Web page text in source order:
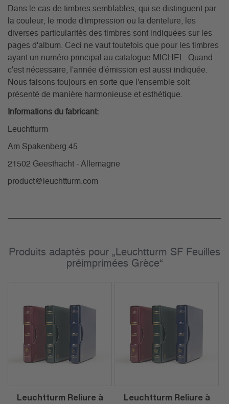
Dans le cas de timbres semblables, qui se distinguent par
la couleur, le mode d'impression ou la dentelure, les
diverses particularités des timbres sont indiquées sur les
pages d'album. Ceci ne vaut toutefois que pour les timbres
ayant un numéro principal au catalogue MICHEL. Quand
c'est nécessaire, l'année d'émission est aussi indiquée.
Nous faisons toujours en sorte que l'ensemble soit
présenté de manière harmonieuse et esthétique.
Informations du fabricant:
Leuchtturm
Am Spakenberg 45
21502 Geesthacht - Allemagne
product@leuchtturm.com
Produits adaptés pour „Leuchtturm SF Feuilles
préimprimées Grèce“
Leuchtturm Reliure à
Leuchtturm Reliure à